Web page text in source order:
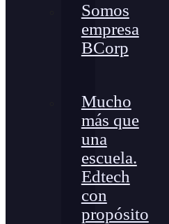
Somos
empresa
BCorp
Mucho
más que
una
escuela.
Edtech
con
propósito